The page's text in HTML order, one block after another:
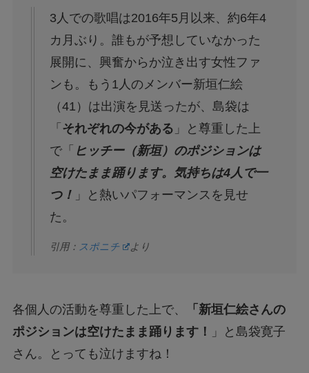
3人での歌唱は2016年5月以来、約6年4
カ月ぶり。誰もが予想していなかった
展開に、興奮からか泣き出す女性ファ
ンも。もう1人のメンバー新垣仁絵
（41）は出演を見送ったが、島袋は
「 それぞれの今がある 」と尊重した上
で「 ヒッチー（新垣）のポジションは
空けたまま踊ります。気持ちは4人で一
つ！ 」と熱いパフォーマンスを見せ
た。
引用： スポニチ より
各個人の活動を尊重した上で、
「新垣仁絵さんの
ポジションは空けたまま踊ります！
」と島袋寛子
さん。とっても泣けますね！